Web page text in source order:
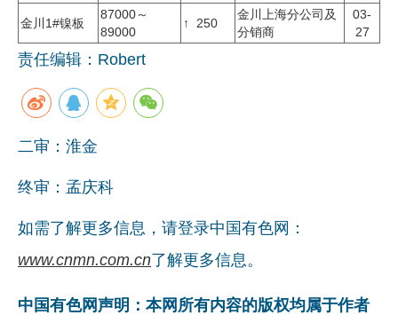
金川1#镍板
87000～
89000
↑ 250
金川上海分公司及
分销商
03-
27
责任编辑：Robert
二审：淮金
终审：孟庆科
如需了解更多信息，请登录中国有色网：
www.cnmn.com.cn了解更多信息。
中国有色网声明：本网所有内容的版权均属于作者